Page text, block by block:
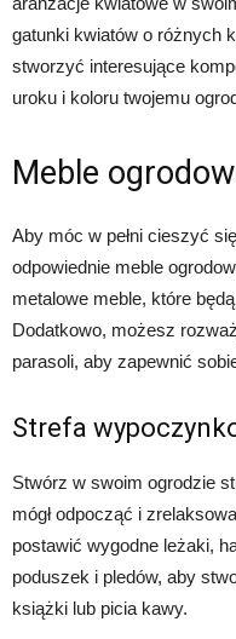
gatunki kwiatów o różnych
stworzyć interesujące
uroku i koloru twojemu
Meble
Aby móc w pełni cieszyć
odpowiednie meble
metalowe meble, które
Dodatkowo, możesz
parasoli, aby zapewnić
Strefa
Stwórz w swoim ogrodzie
mógł odpocząć i
postawić wygodne leżaki,
poduszek i pledów, aby
książki lub picia kawy.